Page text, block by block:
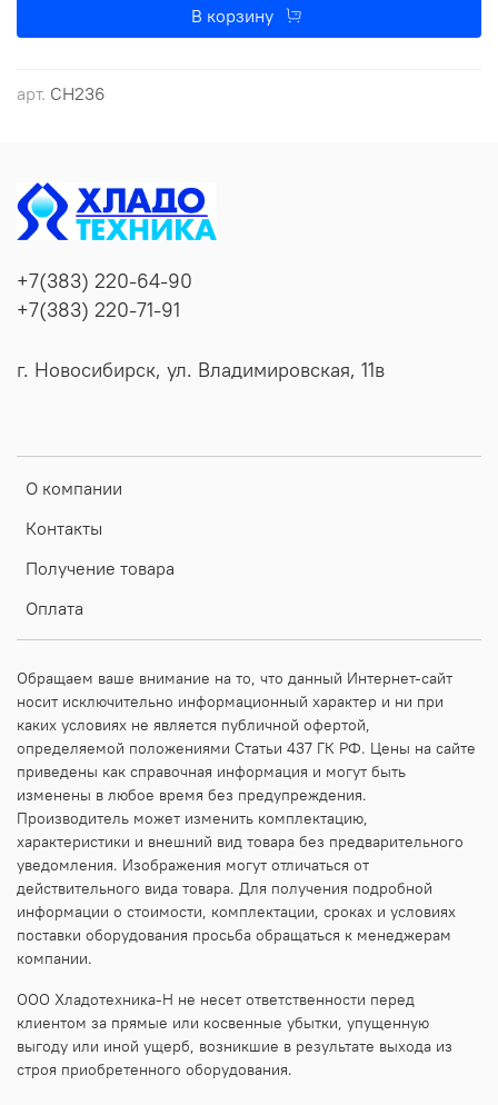
арт. CH236
В корзину
О компании
Контакты
Получение товара
Оплата
+7(383) 220-64-90
+7(383) 220-71-91
г. Новосибирск, ул. Владимировская, 11в
Обращаем ваше внимание на то, что данный Интернет-сайт
носит исключительно информационный характер и ни при
каких условиях не является публичной офертой,
определяемой положениями Статьи 437 ГК РФ. Цены на сайте
приведены как справочная информация и могут быть
изменены в любое время без предупреждения.
Производитель может изменить комплектацию,
характеристики и внешний вид товара без предварительного
уведомления. Изображения могут отличаться от
действительного вида товара. Для получения подробной
информации о стоимости, комплектации, сроках и условиях
поставки оборудования просьба обращаться к менеджерам
компании.
ООО Хладотехника-Н не несет ответственности перед
клиентом за прямые или косвенные убытки, упущенную
выгоду или иной ущерб, возникшие в результате выхода из
строя приобретенного оборудования.